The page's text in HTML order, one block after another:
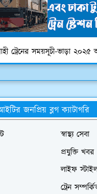
ট্রেনের সময়সূচী-ভাড়া
জনপ্রিয় ব্লগ ক্যাটাগরি
স্বাস্থ্য সেবা
প্রযুক্তি খবর
লাইফ
ট্রেন